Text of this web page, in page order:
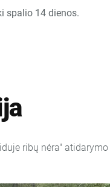
spalio 14 dienos.
ribų nėra"